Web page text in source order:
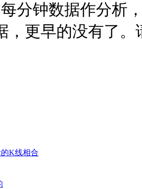
分钟数据作分析
，更早的没有了
K线相合